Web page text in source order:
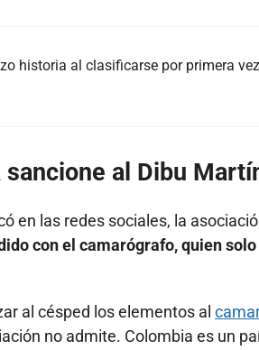
historia al clasificarse por primera
al Dibu
en las redes sociales, la
con el camarógrafo, quien
al césped los elementos al
no admite. Colombia es un